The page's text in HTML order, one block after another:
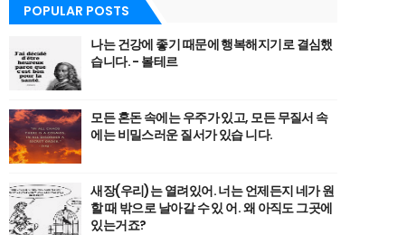
POPULAR POSTS
나는 건강에 좋기 때문에 행복해지기로 결심했
습니다. - 볼테르
모든 혼돈 속에는 우주가 있고, 모든 무질서 속
에는 비밀스러운 질서가 있습 니다.
새장(우리)는 열려있어. 너는 언제든지 네가 원
할 때 밖으로 날아갈 수 있 어. 왜 아직도 그곳에
있는거죠?